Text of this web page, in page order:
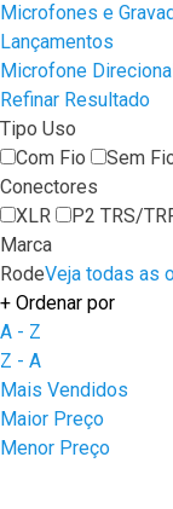
Microfones e
Lançamentos
Microfone
Refinar Resultado
Tipo Uso
Com Fio
Sem
Conectores
XLR
P2 TRS/
Marca
RodeVeja todas as
+ Ordenar por
A - Z
Z - A
Mais Vendidos
Maior Preço
Menor Preço